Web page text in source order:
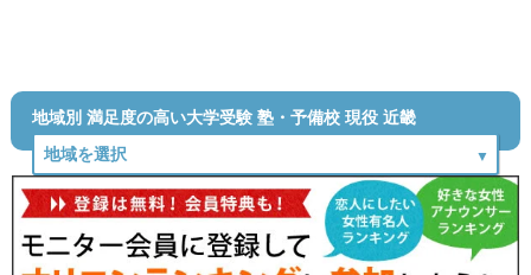
地域別 満足度の高い大学受験 塾・予備校 現役 近畿